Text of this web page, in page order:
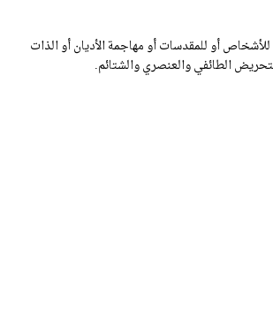
أو للمقدسات أو مهاجمة الأديان أو الذات
الطائفي والعنصري والشتائم.